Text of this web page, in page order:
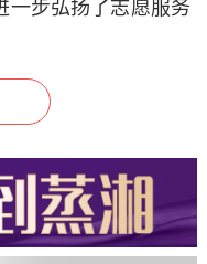
一步弘扬了志愿服务